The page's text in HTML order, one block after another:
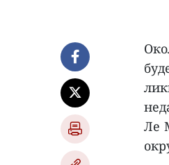
Ле